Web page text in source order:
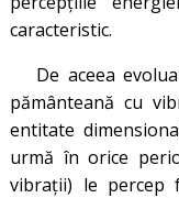
caracteristic.
De aceea
pământeană cu
entitate
urmă în orice
vibraţii) le percep